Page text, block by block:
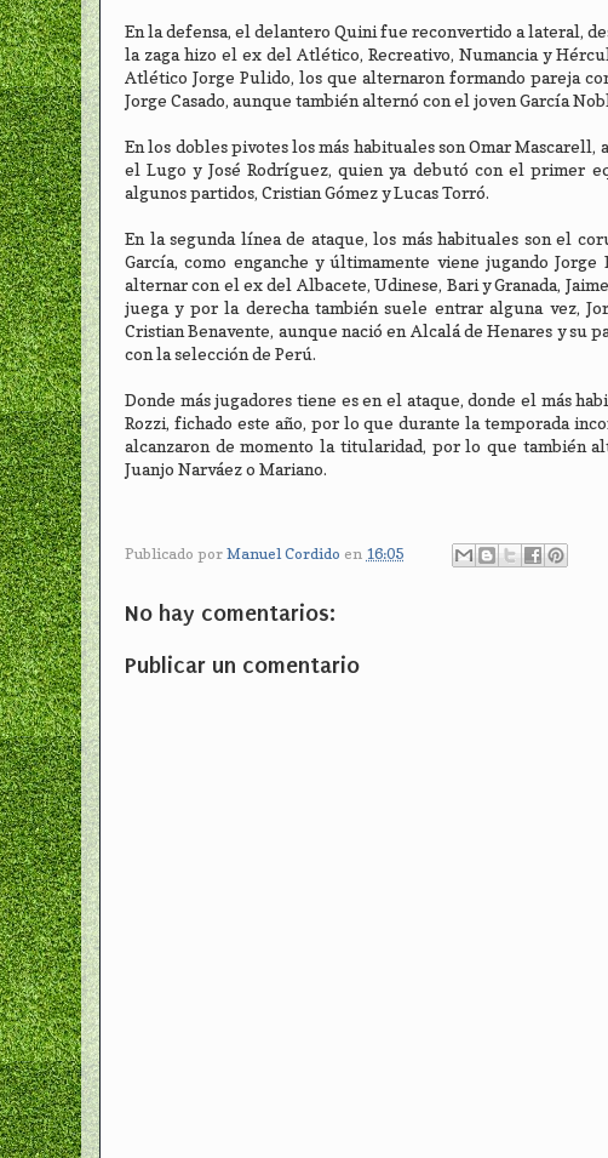
En la defensa, el delantero Quini fue reconvertido a lateral,
la zaga hizo el ex del Atlético, Recreativo, Numancia y
Atlético Jorge Pulido, los que alternaron formando pareja
Jorge Casado, aunque también alternó con el joven García
En los dobles pivotes los más habituales son Omar
el Lugo y José Rodríguez, quien ya debutó con el primer
algunos partidos, Cristian Gómez y Lucas Torró.
En la segunda línea de ataque, los más habituales son el
García, como enganche y últimamente viene jugando
alternar con el ex del Albacete, Udinese, Bari y Granada,
juega y por la derecha también suele entrar alguna vez,
Cristian Benavente, aunque nació en Alcalá de Henares y su
con la selección de Perú.
Donde más jugadores tiene es en el ataque, donde el más
Rozzi, fichado este año, por lo que durante la temporada
alcanzaron de momento la titularidad, por lo que también
Juanjo Narváez o Mariano.
Publicado por Manuel Cordido en 16:05
No hay comentarios:
Publicar un comentario